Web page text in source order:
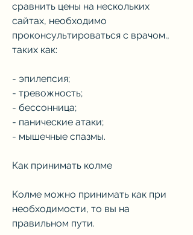
сравнить цены на нескольких
сайтах, необходимо
проконсультироваться с врачом.,
таких как:
- эпилепсия;
- тревожность;
- бессонница;
- панические атаки;
- мышечные спазмы.
Как принимать колме
Колме можно принимать как при
необходимости, то вы на
правильном пути.